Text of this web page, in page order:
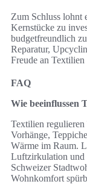
Zum Schluss lohnt
Kernstücke zu
budgetfreundlich
Reparatur,
Freude an
FAQ
Wie beeinflussen
Textilien
Vorhänge,
Wärme im Raum.
Luftzirkulation und
Schweizer
Wohnkomfort